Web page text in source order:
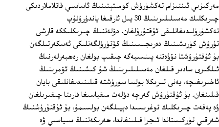
مەركىزىي ئىنتىزام تەكشۈرۈش كومىتېتىنىڭ ئاساسىي قاتلاملاردىكى
چىرىكلىك مەسىلىلىرىنىڭ 30 يىل ئارقىغا ياندۇرۇلۇپ
تەكشۈرۈلىدىغانلىقى ئۇقتۇرۇلغان. دۆلەتنىڭ چىرىكلىككە قارشى
تۇرۇش كۈرىشىنىڭ دەرىجىسىنىڭ كۆتۈرۈلگەنلىكى ئەسكەرتىلگەن
بۇ ئۇقتۇرۇشتا نۆۋەتتە پىنسىيەگە چىقىپ بولغان رەھبەرلەرنىڭ
ئىلگىرى سادىر قىلغان مەسىلىلىرىنىڭ شۇ كىشىنىڭ ئۆمرىنىڭ
ئاخىرىغىچە، يەنى تىرىكلا بولسا سۈرۈشتە قىلىنىدىغانلىقى بايان
قىلىنغان. بۇ ئۇقتۇرۇش گەرچە دۆلەت مىقياسىغا قارىتا چىقىرىلغان
ۋە پەقەت چىرىكلىك توغرىسىدا دېيىلگەن بولسىمۇ، بۇ ئۇقتۇرۇشنىڭ
شەرقىي تۈركىستاندا ئىجرا قىلىنغاندا، ھەرىكەتنىڭ سىياسىي ۋە